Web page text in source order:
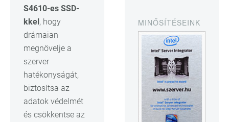
S4610-es SSD-
kkel, hogy
drámaian
megnövelje a
szerver
hatékonyságát,
biztosítsa az
adatok védelmét
és csökkentse az
MINŐSÍTÉSEINK